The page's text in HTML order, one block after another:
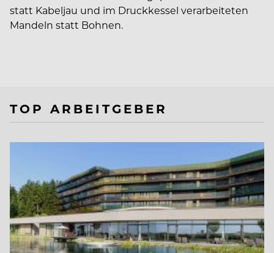
statt Kabeljau und im Druckkessel verarbeiteten
Mandeln statt Bohnen.
TOP ARBEITGEBER